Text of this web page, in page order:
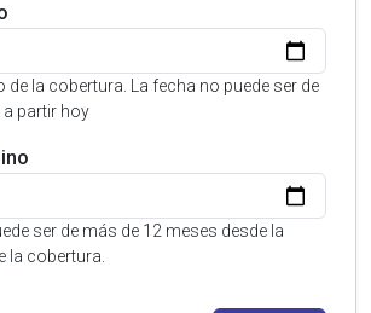
de la cobertura. La fecha no puede ser de
partir hoy
ser de más de 12 meses desde la
la cobertura.